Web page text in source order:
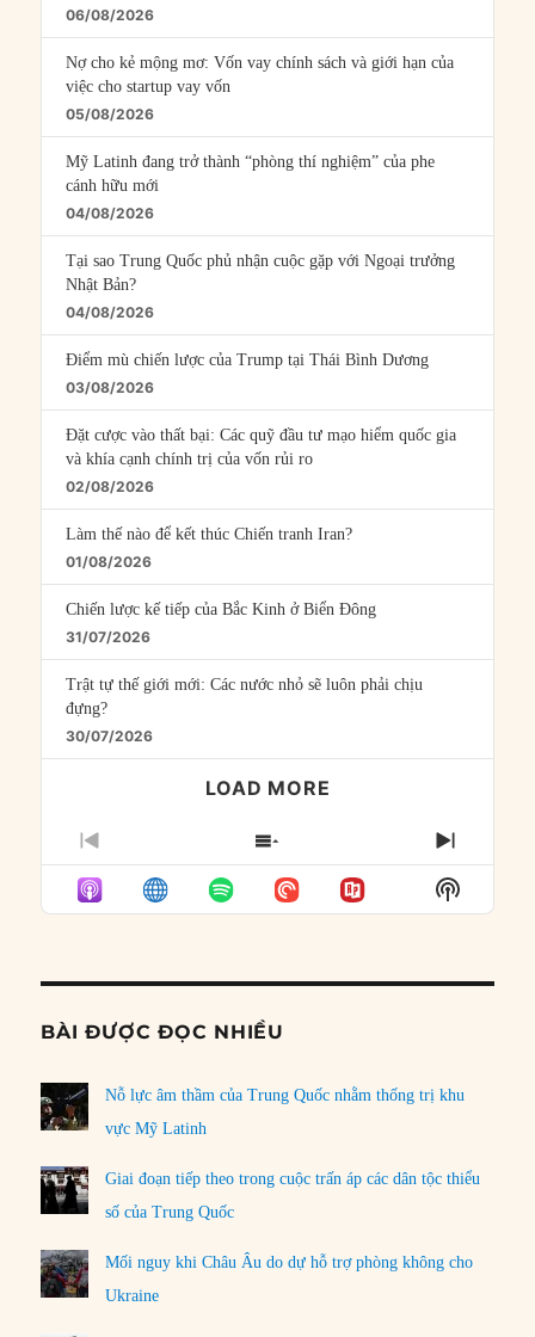
06/08/2026
Nợ cho kẻ mộng mơ: Vốn vay chính sách và giới hạn của
việc cho startup vay vốn
05/08/2026
Mỹ Latinh đang trở thành “phòng thí nghiệm” của phe
cánh hữu mới
04/08/2026
Tại sao Trung Quốc phủ nhận cuộc gặp với Ngoại trưởng
Nhật Bản?
04/08/2026
Điểm mù chiến lược của Trump tại Thái Bình Dương
03/08/2026
Đặt cược vào thất bại: Các quỹ đầu tư mạo hiểm quốc gia
và khía cạnh chính trị của vốn rủi ro
02/08/2026
Làm thế nào để kết thúc Chiến tranh Iran?
01/08/2026
Chiến lược kế tiếp của Bắc Kinh ở Biển Đông
31/07/2026
Trật tự thế giới mới: Các nước nhỏ sẽ luôn phải chịu
đựng?
30/07/2026
LOAD MORE
PREVIOUS
EPISODE
SHOW
EPISODES
LIST
NEXT
Show
Podcast
BÀI ĐƯỢC ĐỌC NHIỀU
Nỗ lực âm thầm của Trung Quốc nhằm thống trị khu
vực Mỹ Latinh
Giai đoạn tiếp theo trong cuộc trấn áp các dân tộc thiểu
số của Trung Quốc
Mối nguy khi Châu Âu do dự hỗ trợ phòng không cho
Ukraine